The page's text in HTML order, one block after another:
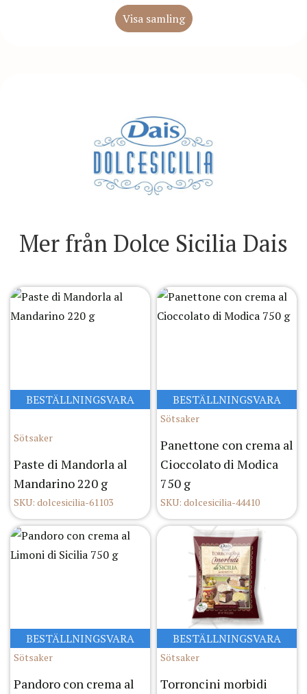
Visa samling
Mer från Dolce Sicilia Dais
BESTÄLLNINGSVARA
Sötsaker
Paste di Mandorla al
Mandarino 220 g
SKU: dolcesicilia-61103
BESTÄLLNINGSVARA
Sötsaker
Panettone con crema al
Cioccolato di Modica
750 g
SKU: dolcesicilia-44410
BESTÄLLNINGSVARA
Sötsaker
Pandoro con crema al
BESTÄLLNINGSVARA
Sötsaker
Torroncini morbidi